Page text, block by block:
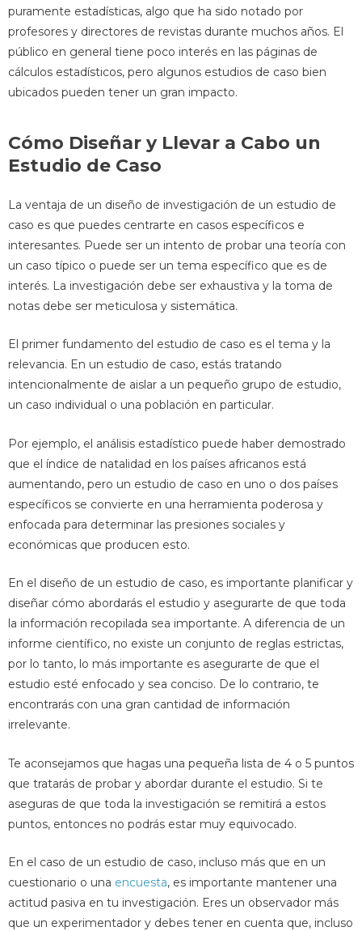
puramente estadísticas, algo que ha sido notado por
profesores y directores de revistas durante muchos años. El
público en general tiene poco interés en las páginas de
cálculos estadísticos, pero algunos estudios de caso bien
ubicados pueden tener un gran impacto.
Cómo Diseñar y Llevar a Cabo un
Estudio de Caso
La ventaja de un diseño de investigación de un estudio de
caso es que puedes centrarte en casos específicos e
interesantes. Puede ser un intento de probar una teoría con
un caso típico o puede ser un tema específico que es de
interés. La investigación debe ser exhaustiva y la toma de
notas debe ser meticulosa y sistemática.
El primer fundamento del estudio de caso es el tema y la
relevancia. En un estudio de caso, estás tratando
intencionalmente de aislar a un pequeño grupo de estudio,
un caso individual o una población en particular.
Por ejemplo, el análisis estadístico puede haber demostrado
que el índice de natalidad en los países africanos está
aumentando, pero un estudio de caso en uno o dos países
específicos se convierte en una herramienta poderosa y
enfocada para determinar las presiones sociales y
económicas que producen esto.
En el diseño de un estudio de caso, es importante planificar y
diseñar cómo abordarás el estudio y asegurarte de que toda
la información recopilada sea importante. A diferencia de un
informe científico, no existe un conjunto de reglas estrictas,
por lo tanto, lo más importante es asegurarte de que el
estudio esté enfocado y sea conciso. De lo contrario, te
encontrarás con una gran cantidad de información
irrelevante.
Te aconsejamos que hagas una pequeña lista de 4 o 5 puntos
que tratarás de probar y abordar durante el estudio. Si te
aseguras de que toda la investigación se remitirá a estos
puntos, entonces no podrás estar muy equivocado.
En el caso de un estudio de caso, incluso más que en un
cuestionario o una encuesta, es importante mantener una
actitud pasiva en tu investigación. Eres un observador más
que un experimentador y debes tener en cuenta que, incluso